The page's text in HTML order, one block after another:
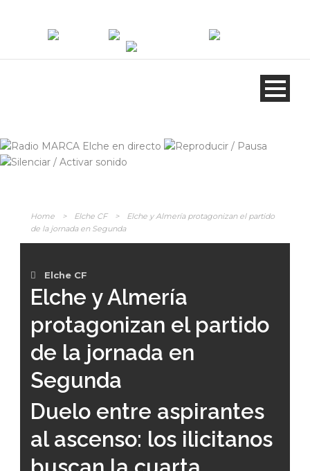
Home > Elche CF >
Elche y Almería protagonizan el partido
de la jornada en Segunda
Elche CF
Elche y Almería
protagonizan el partido
de la jornada en
Segunda
Duelo entre aspirantes
al ascenso: los ilicitanos